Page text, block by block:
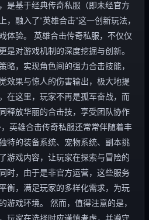
是基于经典传奇私服（即未经官方
融入了“英雄合击”这一创新玩法，
体验。 英雄合击传奇私服，不仅仅
是对游戏机制的深度挖掘与创新。
略，实现角色间的强力合击技能，
效果与惊人的伤害输出，极大地提
在这里，玩家不再是孤军奋战，而
释放华丽的合击技，享受团队协作
英雄合击传奇私服还常常伴随着丰
特的装备系统、宠物系统、副本挑
游戏内容，让玩家在探索与冒险的
时，由于是非官方运营，这些服务
衡，满足玩家的多样化需求，为玩
游戏环境。 然而，值得注意的是，